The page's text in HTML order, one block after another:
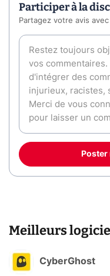
Participer à la
Partagez votre avis
Meilleurs
CyberGhost